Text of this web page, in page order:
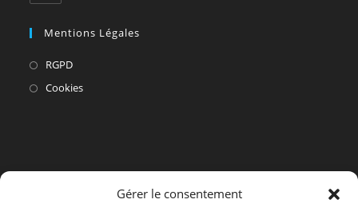
Gérer le consentement
Mentions Légales
RGPDS’ouvre
dans
CookiesS’ouvre